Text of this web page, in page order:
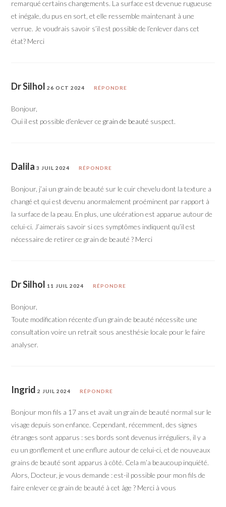
remarqué certains changements. La surface est devenue rugueuse
et inégale, du pus en sort, et elle ressemble maintenant à une
verrue. Je voudrais savoir s’il est possible de l’enlever dans cet
état? Merci
Dr Silhol 26 OCT 2024 RÉPONDRE
Bonjour,
Oui il est possible d’enlever cegrain de beauté suspect.
Dalila 3 JUIL 2024 RÉPONDRE
Bonjour, j’ai un grain de beauté sur le cuir chevelu dont la texture a
changé et qui est devenu anormalement proéminent par rapport à
la surface de la peau. En plus, une ulcération est apparue autour de
celui-ci. J’aimerais savoir si ces symptômes indiquent qu’il est
nécessaire de retirer ce grain de beauté ? Merci
Dr Silhol 11 JUIL 2024 RÉPONDRE
Bonjour,
Toute modification récente d’un grain de beauté nécessite une
consultation voire un retrait sous anesthésie locale pour le faire
analyser.
Ingrid 2 JUIL 2024 RÉPONDRE
Bonjour mon fils a 17 ans et avait un grain de beauté normal sur le
visage depuis son enfance. Cependant, récemment, des signes
étranges sont apparus : ses bords sont devenus irréguliers, il y a
eu un gonflement et une enflure autour de celui-ci, et de nouveaux
grains de beauté sont apparus à côté. Cela m’a beaucoup inquiété.
Alors, Docteur, je vous demande : est-il possible pour mon fils de
faire enlever ce grain de beauté à cet âge ? Merci à vous